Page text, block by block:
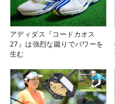
アディダス『コードカオス
27』は強烈な蹴りでパワーを
生む